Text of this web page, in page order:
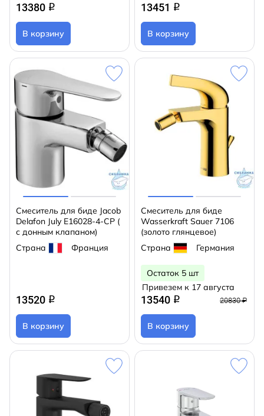
13380 q
В корзину
13451 q
В корзину
Смеситель для биде Jacob
Delafon July E16028-4-CP (
с донным клапаном)
Страна
Франция
13520 q
В корзину
Смеситель для биде
Wasserkraft Sauer 7106
(золото глянцевое)
Страна
Германия
Остаток 5 шт
Привезем к 17 августа
13540 q 20830 ₽
В корзину